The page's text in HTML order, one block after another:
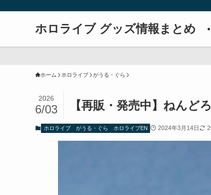
ホロライブ グッズ情報まとめ
ホーム ホロライブ がうる・ぐら
【再販・発売中】ねんど
2026
6/03
ホロライブ がうる・ぐら ホロライブEN 2024年3月14日